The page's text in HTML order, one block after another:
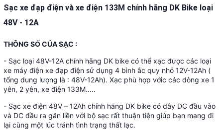
Sạc xe đạp điện và xe điện 133M chính hãng DK Bike loại
48V - 12A
THÔNG SỐ CỦA SẠC :
- Sạc loại 48V-12A chính hãng DK bike có thể xạc được các loại
xe máy điện xe đạp điện sử dụng 4 bình ắc quy nhỏ 12V-12Ah (
tổng dung lượng là : 48V-12Ah). Xạc phù hợp vớic các dòng xe 1
yên, 2 yên, xe điện 133M.....
- Sạc xe điện 48V – 12Ah chính hãng DK bike có dây DC đầu vào
và DC đầu ra gắn liền với bộ sạc rất thuận tiện giúp bạn mang đi
lại cùng một lúc tránh tình trạng thất lạc.